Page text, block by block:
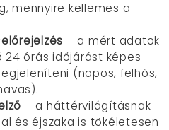
mennyire kellemes a
– a mért adatok
24 órás időjárást képes
(napos, felhős,
– a háttérvilágításnak
és éjszaka is tökéletesen